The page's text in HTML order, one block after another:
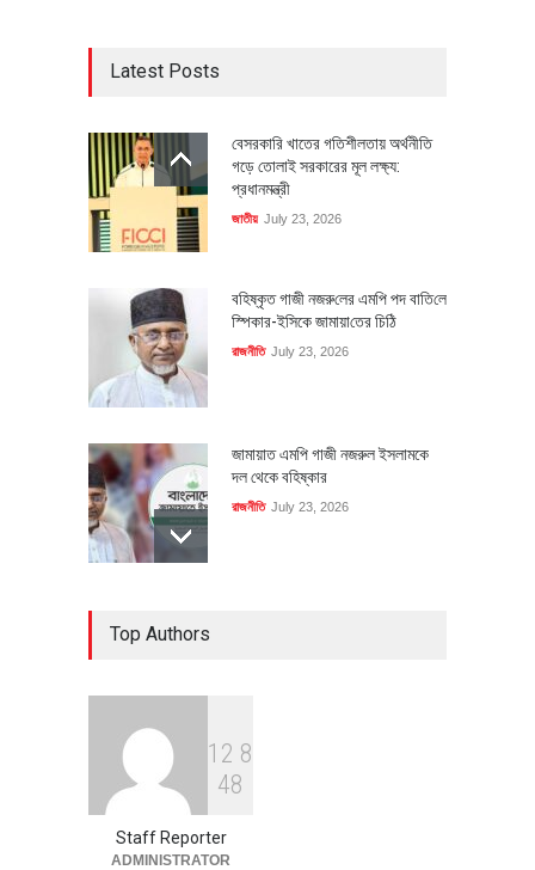
Latest Posts
বেসরকারি খাতের গতিশীলতায় অর্থনীতি
গড়ে তোলাই সরকারের মূল লক্ষ্য:
প্রধানমন্ত্রী
জাতীয় July 23, 2026
বহিষ্কৃত গাজী নজরু‌লের এম‌পি পদ বা‌তি‌লে
স্পিকার-ইসিকে জামায়া‌তের চি‌ঠি
রাজনীতি July 23, 2026
জামায়াত এমপি গাজী নজরুল ইসলামকে
দল থেকে বহিষ্কার
রাজনীতি July 23, 2026
বৈশ্বিক প্রতিযোগিতা সক্ষমতা বাড়াতে
পোশাক শিল্পে নতুন উদ্যোগ
Top Authors
1 2 8
48
Staff Reporter
ADMINISTRATOR